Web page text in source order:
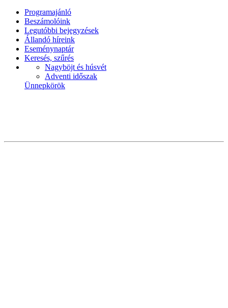
Programajánló
Beszámolóink
Legutóbbi bejegyzések
Állandó híreink
Eseménynaptár
Keresés, szűrés
Nagyböjt és húsvét
Adventi időszak
Ünnepkörök